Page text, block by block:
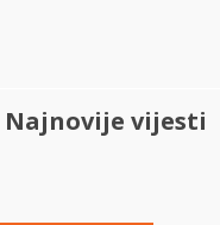
Najnovije vijesti